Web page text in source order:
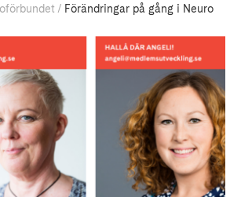
Förändringar på gång i Neuro